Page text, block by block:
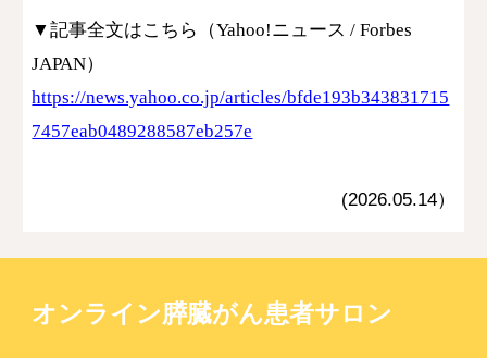
▼記事全文はこちら（Yahoo!ニュース / Forbes
JAPAN）
https://news.yahoo.co.jp/articles/bfde193b343831715
7457eab0489288587eb257e
(2026.05.14）
オンライン膵臓がん患者サロン